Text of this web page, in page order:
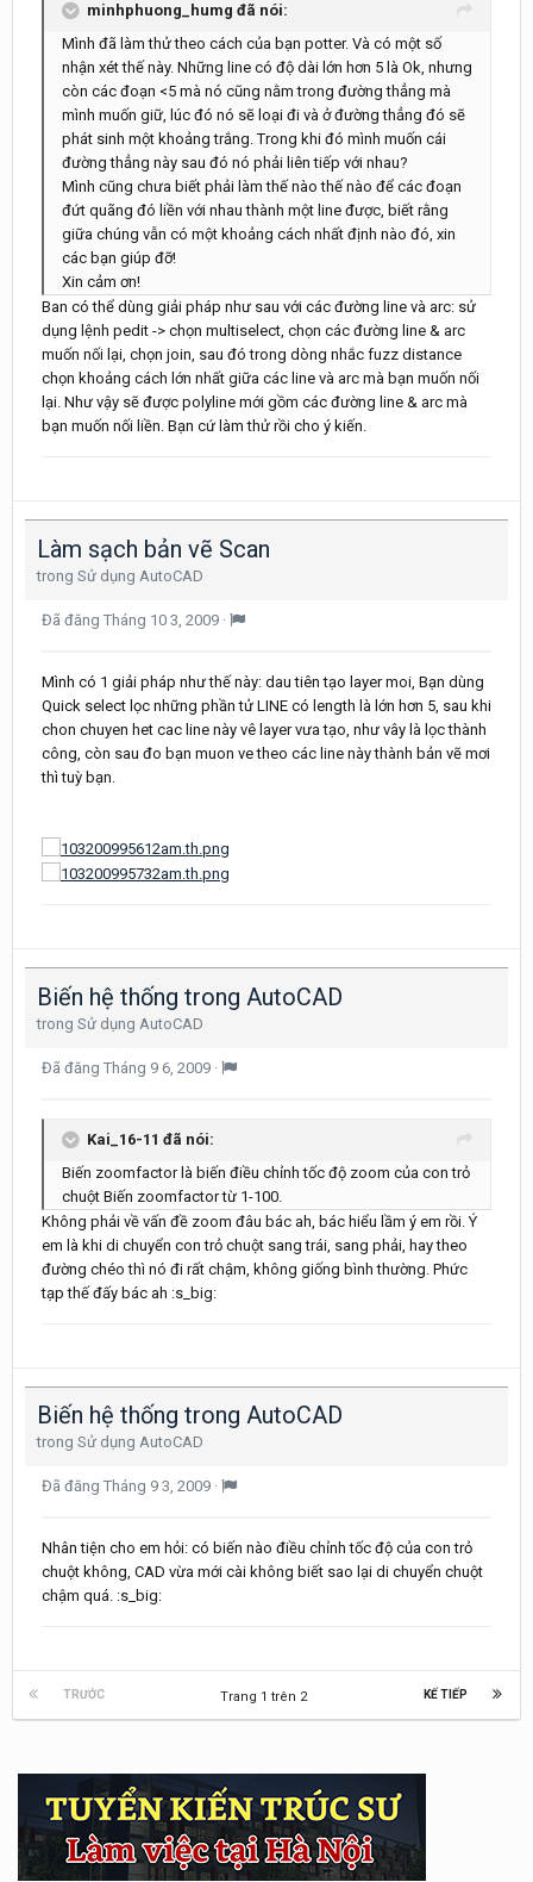
minhphuong_humg đã nói:
Mình đã làm thử theo cách của bạn potter. Và có một số
nhận xét thế này. Những line có độ dài lớn hơn 5 là Ok, nhưng
còn các đoạn <5 mà nó cũng nằm trong đường thẳng mà
mình muốn giữ, lúc đó nó sẽ loại đi và ở đường thẳng đó sẽ
phát sinh một khoảng trắng. Trong khi đó mình muốn cái
đường thẳng này sau đó nó phải liên tiếp với nhau?
Mình cũng chưa biết phải làm thế nào thế nào để các đoạn
đứt quãng đó liền với nhau thành một line được, biết rằng
giữa chúng vẫn có một khoảng cách nhất định nào đó, xin
các bạn giúp đỡ!
Xin cảm ơn!
Ban có thể dùng giải pháp như sau với các đường line và arc: sử
dụng lệnh pedit -> chọn multiselect, chọn các đường line & arc
muốn nối lại, chọn join, sau đó trong dòng nhắc fuzz distance
chọn khoảng cách lớn nhất giữa các line và arc mà bạn muốn nối
lại. Như vậy sẽ được polyline mới gồm các đường line & arc mà
bạn muốn nối liền. Bạn cứ làm thử rồi cho ý kiến.
Làm sạch bản vẽ Scan
trong Sử dụng AutoCAD
Đã đăng Tháng 10 3, 2009 ·
Mình có 1 giải pháp như thế này: dau tiên tạo layer moi, Bạn dùng
Quick select lọc những phần tử LINE có length là lớn hơn 5, sau khi
chon chuyen het cac line này vê layer vưa tạo, như vây là lọc thành
công, còn sau đo bạn muon ve theo các line này thành bản vẽ mơi
thì tuỳ bạn.
Biến hệ thống trong AutoCAD
trong Sử dụng AutoCAD
Đã đăng Tháng 9 6, 2009 ·
Kai_16-11 đã nói:
Biến zoomfactor là biến điều chỉnh tốc độ zoom của con trỏ
chuột Biến zoomfactor từ 1-100.
Không phải về vấn đề zoom đâu bác ah, bác hiểu lầm ý em rồi. Ý
em là khi di chuyển con trỏ chuột sang trái, sang phải, hay theo
đường chéo thì nó đi rất chậm, không giống bình thường. Phức
tạp thế đấy bác ah :s_big:
Biến hệ thống trong AutoCAD
trong Sử dụng AutoCAD
Đã đăng Tháng 9 3, 2009 ·
Nhân tiện cho em hỏi: có biến nào điều chỉnh tốc độ của con trỏ
chuột không, CAD vừa mới cài không biết sao lại di chuyển chuột
chậm quá. :s_big:
TRƯỚC KẾ TIẾP
Trang 1 trên 2